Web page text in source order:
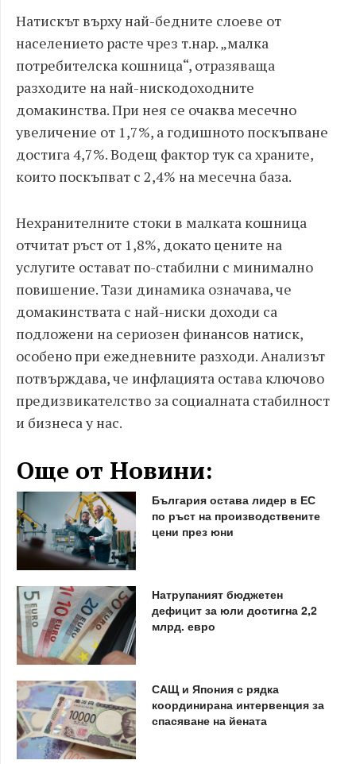
Натискът върху най-бедните слоеве от
населението расте чрез т.нар. „малка
потребителска кошница“, отразяваща
разходите на най-нискодоходните
домакинства. При нея се очаква месечно
увеличение от 1,7%, а годишното поскъпване
достига 4,7%. Водещ фактор тук са храните,
които поскъпват с 2,4% на месечна база.
Нехранителните стоки в малката кошница
отчитат ръст от 1,8%, докато цените на
услугите остават по-стабилни с минимално
повишение. Тази динамика означава, че
домакинствата с най-ниски доходи са
подложени на сериозен финансов натиск,
особено при ежедневните разходи. Анализът
потвърждава, че инфлацията остава ключово
предизвикателство за социалната стабилност
и бизнеса у нас.
Още от Новини:
България остава лидер в ЕС
по ръст на производствените
цени през юни
Натрупаният бюджетен
дефицит за юли достигна 2,2
млрд. евро
САЩ и Япония с рядка
координирана интервенция за
спасяване на йената